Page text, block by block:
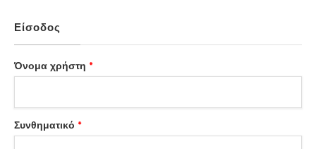
Είσοδος
Όνομα χρήστη *
Συνθηματικό *